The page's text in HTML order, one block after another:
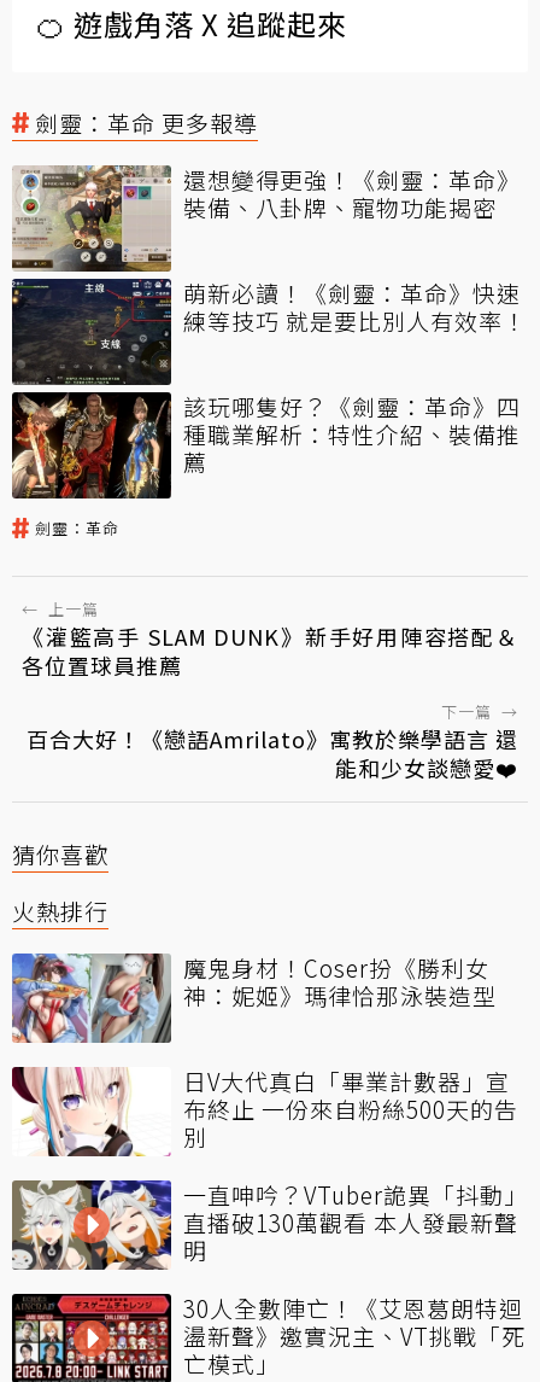
🍊 遊戲角落 X 追蹤起來
劍靈：革命 更多報導
還想變得更強！《劍靈：革命》
裝備、八卦牌、寵物功能揭密
萌新必讀！《劍靈：革命》快速
練等技巧 就是要比別人有效率！
該玩哪隻好？《劍靈：革命》四
種職業解析：特性介紹、裝備推
薦
劍靈：革命
← 上一篇
《灌籃高手 SLAM DUNK》新手好用陣容搭配＆
各位置球員推薦
下一篇 →
百合大好！《戀語Amrilato》寓教於樂學語言 還
能和少女談戀愛❤️️
猜你喜歡
火熱排行
魔鬼身材！Coser扮《勝利女
神：妮姬》瑪律恰那泳裝造型
日V大代真白「畢業計數器」宣
布終止 一份來自粉絲500天的告
別
一直呻吟？VTuber詭異「抖動」
直播破130萬觀看 本人發最新聲
明
30人全數陣亡！《艾恩葛朗特迴
盪新聲》邀實況主、VT挑戰「死
亡模式」